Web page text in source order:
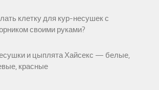
клетку для кур-несушек с
своими руками?
и цыплята Хайсекс — белые,
красные